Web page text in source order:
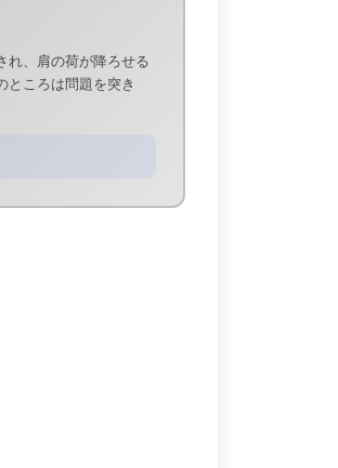
れ、肩の荷が降ろせる
ところは問題を突き